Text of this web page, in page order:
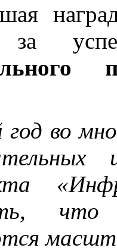
во
что